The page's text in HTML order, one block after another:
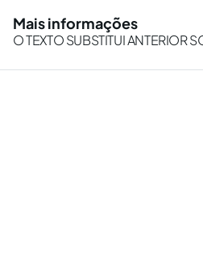
Mais informações
O TEXTO SUBSTITUI ANTERIOR